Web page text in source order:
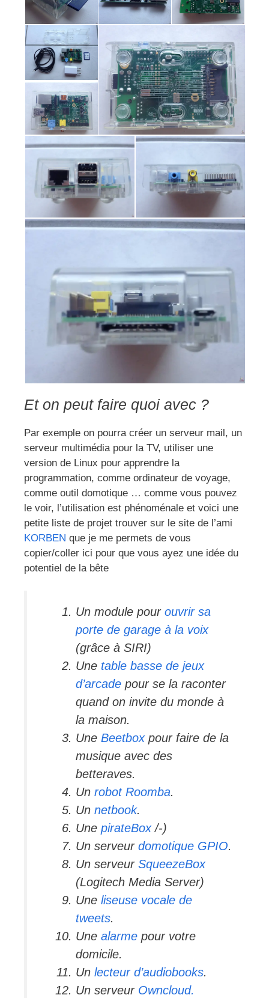
Et on peut faire quoi avec ?
Par exemple on pourra créer un serveur mail, un
serveur multimédia pour la TV, utiliser une
version de Linux pour apprendre la
programmation, comme ordinateur de voyage,
comme outil domotique … comme vous pouvez
le voir, l’utilisation est phénoménale et voici une
petite liste de projet trouver sur le site de l’ami
KORBEN que je me permets de vous
copier/coller ici pour que vous ayez une idée du
potentiel de la bête
Un module pourouvrir sa
porte de garage à la voix
(grâce à SIRI)
Une table basse de jeux
d’arcade pour se la raconter
quand on invite du monde à
la maison.
UneBeetboxpour faire de la
musique avec des
betteraves.
Unrobot Roomba.
Unnetbook.
UnepirateBox/-)
Un serveurdomotique GPIO.
Un serveurSqueezeBox
(Logitech Media Server)
Uneliseuse vocale de
tweets.
Unealarme pour votre
domicile.
Unlecteur d’audiobooks.
Un serveur Owncloud.